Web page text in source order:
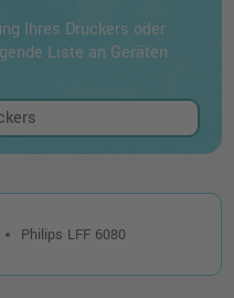
Ihres Druckers oder
Liste an Geräten
Philips LFF 6080